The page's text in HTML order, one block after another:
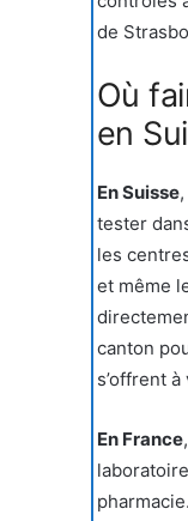
de
Où
en
En Suisse
tester
les
et même
canton
s’offrent à
En France
pharmacie.